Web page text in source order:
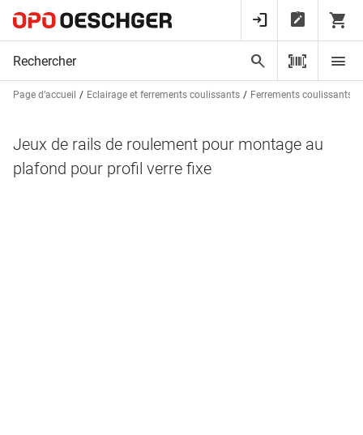
Page d’accueil Eclairage et ferrements coulissants Ferrements coulissants
Jeux de rails de roulement pour montage au
plafond pour profil verre fixe